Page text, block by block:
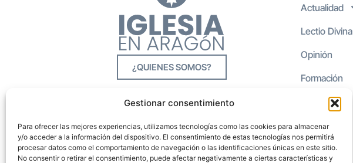
Gestionar consentimiento
Para ofrecer las mejores experiencias, utilizamos tecnologías como las cookies para almacenar
y/o acceder a la información del dispositivo. El consentimiento de estas tecnologías nos permitirá
procesar datos como el comportamiento de navegación o las identificaciones únicas en este sitio.
No consentir o retirar el consentimiento, puede afectar negativamente a ciertas características y
¿QUIENES SOMOS?
Actualidad
Lectio Divina
Opinión
Formación